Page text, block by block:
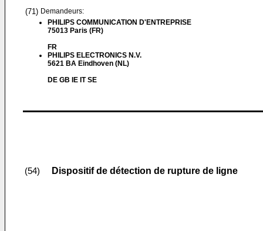
(71) Demandeurs:
PHILIPS COMMUNICATION D'ENTREPRISE
75013 Paris (FR)
FR
PHILIPS ELECTRONICS N.V.
5621 BA Eindhoven (NL)
DE GB IE IT SE
(54) Dispositif de détection de rupture de ligne